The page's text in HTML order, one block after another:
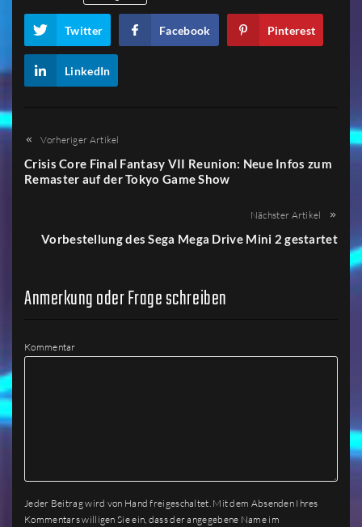
Twitter Facebook Pinterest
LinkedIn
Vorheriger Artikel
Crisis Core Final Fantasy VII Reunion: Neue Infos zum
Remaster auf der Tokyo Game Show
Nächster Artikel
Vorbestellung des Sega Mega Drive Mini 2 gestartet
Anmerkung oder Frage schreiben
Kommentar
Jeder Beitrag wird von Hand freigeschaltet. Mit dem Absenden Ihres
Kommentars willigen Sie ein, dass der angegebene Name im